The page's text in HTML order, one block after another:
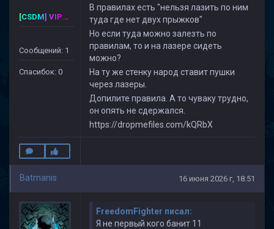
[CSDM] VIP-PREMIUM
Сообщений: 1
Спасибок: 0
В правилах есть "нельзя лазить по ним
туда где нет двух прыжков"
Но если туда можно залезть по
правилам, то и на лазере сидеть
можно?
На ту же стенку народ ставит пушки
через лазеры.
Допилите правила. А то чуваку трудно,
он опять не сдержался.
https://dropmefiles.com/kQRbX
Batmanis 16 июня 2026 г, 18:51
FreedomFighter писал:
Я не первый кого банит 11